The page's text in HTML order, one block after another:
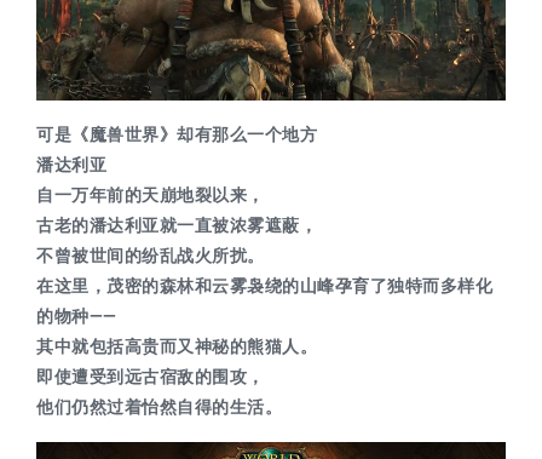
可是《魔兽世界》却有那么一个地方
潘达利亚
自一万年前的天崩地裂以来，
古老的潘达利亚就一直被浓雾遮蔽，
不曾被世间的纷乱战火所扰。
在这里，茂密的森林和云雾袅绕的山峰孕育了独特而多样化
的物种——
其中就包括高贵而又神秘的熊猫人。
即使遭受到远古宿敌的围攻，
他们仍然过着怡然自得的生活。